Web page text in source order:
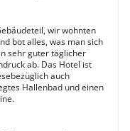
wir wohnten
bot alles, was man sich
sehr guter täglicher
ab. Das Hotel ist
auch
Hallenbad und einen